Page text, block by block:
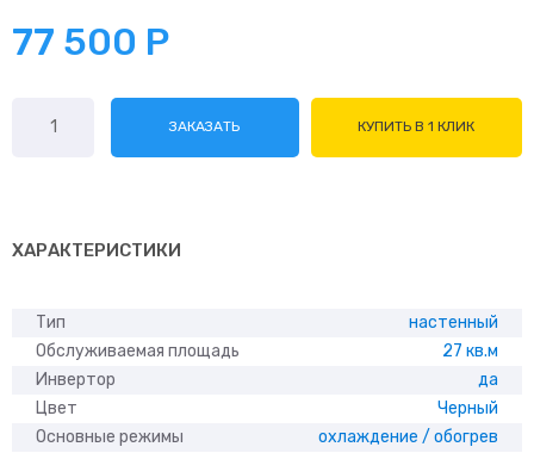
77 500 Р
товара
T09H-
ЗАКАЗАТЬ КУПИТЬ В 1 КЛИК
ХАРАКТЕРИСТИКИ
Тип
настенный
Обслуживаемая площадь
27 кв.м
Инвертор
да
Цвет
Черный
Основные режимы
охлаждение / обогрев